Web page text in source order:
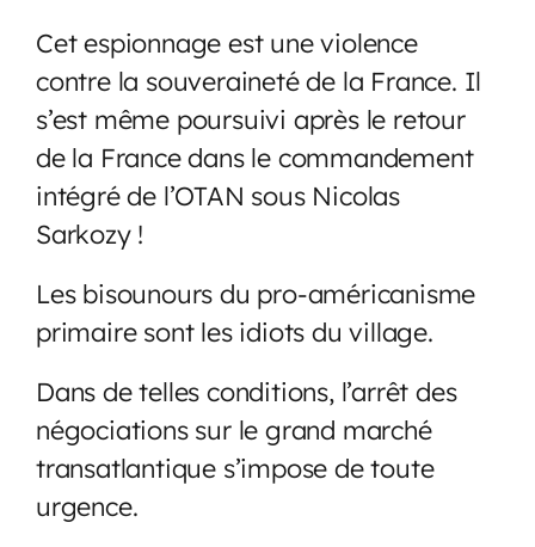
Cet espionnage est une violence
contre la souveraineté de la France. Il
s’est même poursuivi après le retour
de la France dans le commandement
intégré de l’OTAN sous Nicolas
Sarkozy !
Les bisounours du pro-américanisme
primaire sont les idiots du village.
Dans de telles conditions, l’arrêt des
négociations sur le grand marché
transatlantique s’impose de toute
urgence.